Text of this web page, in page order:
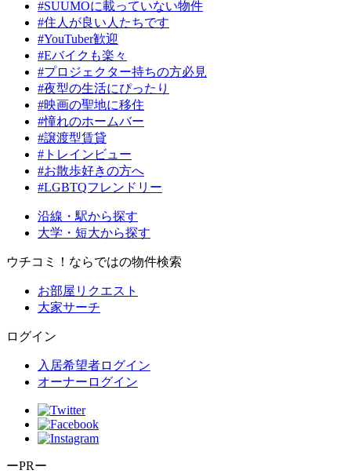
#SUUMOに載っていない物件
#住人が良い人たちです
#YouTuber歓迎
#Eバイクも楽々
#プロジェクター持ちの方必見
#夜型の生活にぴったり
#映画の聖地に移住
#憧れのホームバー
#譲渡型賃貸
#トレインビュー
#お散歩好きの方へ
#LGBTQフレンドリー
沿線・駅から探す
大学・短大から探す
ウチコミ！ならではの物件検索
お部屋リクエスト
大家サーチ
ログイン
入居希望者ログイン
オーナーログイン
ーPRー